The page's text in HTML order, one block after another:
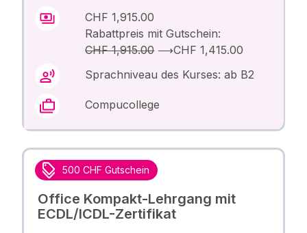
CHF 1,915.00
Rabattpreis mit Gutschein:
CHF 1,915.00⟶CHF 1,415.00
Sprachniveau des Kurses: ab B2
Compucollege
500 CHF Gutschein
Office Kompakt-Lehrgang mit
ECDL/ICDL-Zertifikat